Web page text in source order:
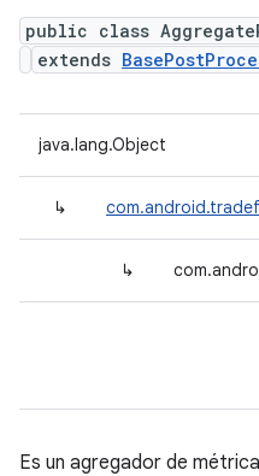
public class
extends
java.lang.Object
↳
↳
Es un agregador de